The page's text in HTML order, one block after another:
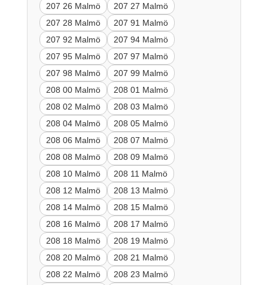
207 26 Malmö
207 27 Malmö
207 28 Malmö
207 91 Malmö
207 92 Malmö
207 94 Malmö
207 95 Malmö
207 97 Malmö
207 98 Malmö
207 99 Malmö
208 00 Malmö
208 01 Malmö
208 02 Malmö
208 03 Malmö
208 04 Malmö
208 05 Malmö
208 06 Malmö
208 07 Malmö
208 08 Malmö
208 09 Malmö
208 10 Malmö
208 11 Malmö
208 12 Malmö
208 13 Malmö
208 14 Malmö
208 15 Malmö
208 16 Malmö
208 17 Malmö
208 18 Malmö
208 19 Malmö
208 20 Malmö
208 21 Malmö
208 22 Malmö
208 23 Malmö